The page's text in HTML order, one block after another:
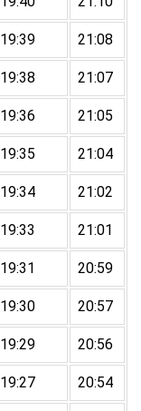
19:39 21:08
19:38 21:07
19:36 21:05
19:35 21:04
19:34 21:02
19:33 21:01
19:31 20:59
19:30 20:57
19:29 20:56
19:27 20:54